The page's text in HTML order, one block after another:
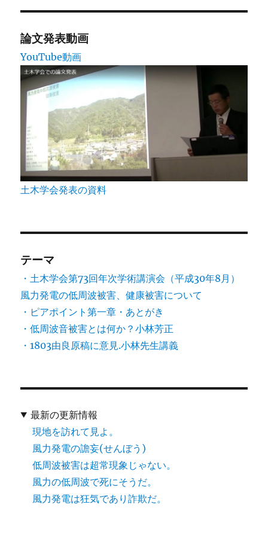
ジ
送
り
論文発表動画
YouTube動画
土木学会発表の資料
テーマ
・土木学会第73回年次学術講演会（平成30年8月）
風力発電の低周波被害、健康被害について
・ピアポイント第一章・あとがき
・低周波音被害とは何か？小林芳正
・1803由良原稿に意見.小林先生講義
最新の更新情報
現地を訪れて見よ。
風力発電の譫妄(せんぼう)
低周波被害は超常現象じゃない。
風力の低周波で死にそうだ。
風力発電は狂気であり詐欺だ。